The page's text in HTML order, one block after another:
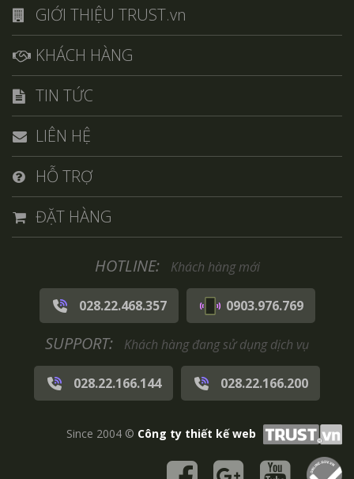
GIỚI THIỆU TRUST.vn
KHÁCH HÀNG
TIN TỨC
LIÊN HỆ
HỖ TRỢ
ĐẶT HÀNG
HOTLINE: Khách hàng mới
028.22.468.357 0903.976.769
SUPPORT: Khách hàng đang sử dụng dịch vụ
028.22.166.144 028.22.166.200
Since 2004 © Công ty thiết kế web